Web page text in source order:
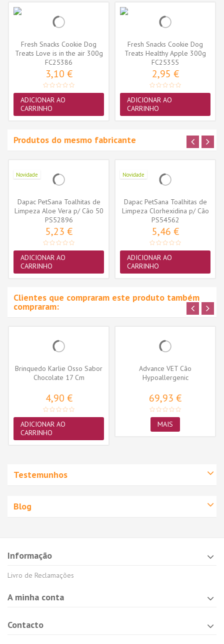
Fresh Snacks Cookie Dog
Treats Love is in the air 300g
FC25386
3,10 €
ADICIONAR AO
CARRINHO
Fresh Snacks Cookie Dog
Treats Healthy Apple 300g
FC25355
2,95 €
ADICIONAR AO
CARRINHO
Produtos do mesmo fabricante
Novidade
Dapac PetSana Toalhitas de
Limpeza Aloe Vera p/ Cão 50
uni.
PS52896
5,23 €
ADICIONAR AO
CARRINHO
Novidade
Dapac PetSana Toalhitas de
Limpeza Clorhexidina p/ Cão
e...
PS54562
5,46 €
ADICIONAR AO
CARRINHO
Clientes que compraram este produto também
compraram:
Brinquedo Karlie Osso Sabor
Chocolate 17 Cm
4,90 €
ADICIONAR AO
CARRINHO
Advance VET Cão
Hypoallergenic
69,93 €
MAIS
Testemunhos
Blog
Informação
Livro de Reclamações
A minha conta
Contacto